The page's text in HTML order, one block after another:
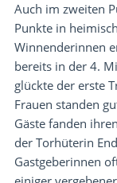
Auch im zweiten
Punkte in
Winnenderinnen
bereits in der 4.
glückte der erste
Frauen standen
Gäste fanden
der Torhüterin
Gastgeberinnen